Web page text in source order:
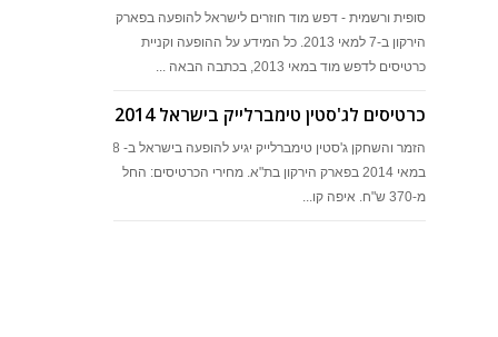
סופית ורשמית - דפש מוד חוזרים לישראל להופעה בפארק
הירקון ב-7 למאי 2013. כל המידע על ההופעה וקניית
כרטיסים לדפש מוד במאי 2013, בכתבה הבאה ...
כרטיסים לג'סטין טימברלייק בישראל 2014
הזמר והשחקן ג'סטין טימברלייק יגיע להופעה בישראל ב- 28
במאי 2014 בפארק הירקון בת"א. מחירי הכרטיסים: החל
מ-370 ש"ח. איפה קו...